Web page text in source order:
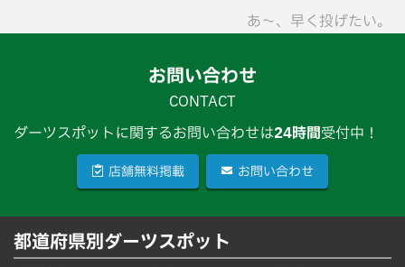
あ〜、早く投げたい。
お問い合わせ
CONTACT
ダーツスポットに関するお問い合わせは24時間受付中！
店舗無料掲載 お問い合わせ
都道府県別ダーツスポット